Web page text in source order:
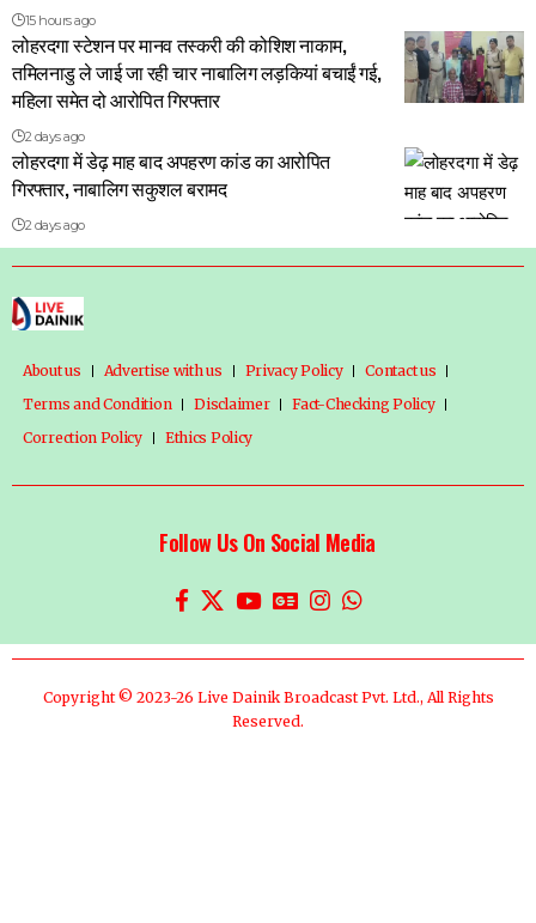
15 hours ago
लोहरदगा स्टेशन पर मानव तस्करी की कोशिश नाकाम,
तमिलनाडु ले जाई जा रही चार नाबालिग लड़कियां बचाईं गई,
महिला समेत दो आरोपित गिरफ्तार
2 days ago
लोहरदगा में डेढ़ माह बाद अपहरण कांड का आरोपित
गिरफ्तार, नाबालिग सकुशल बरामद
2 days ago
About us Advertise with us Privacy Policy
Contact us
Terms and Condition
Disclaimer
Fact-Checking Policy
Correction Policy
Ethics Policy
Follow Us On Social Media
Copyright © 2023-26 Live Dainik Broadcast Pvt. Ltd., All Rights
Reserved.